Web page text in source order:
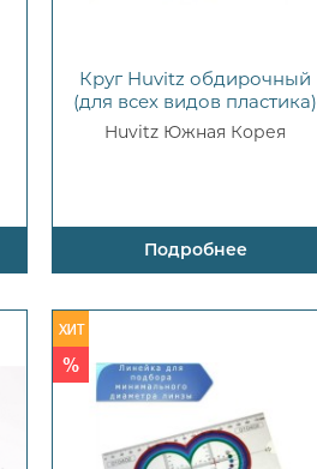
Круг Huvitz обдирочный
(для всех видов пластика)
Huvitz Южная Корея
Подробнее